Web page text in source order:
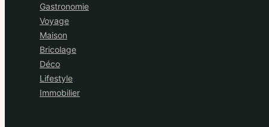
Gastronomie
Voyage
Maison
Bricolage
Déco
Lifestyle
Immobilier